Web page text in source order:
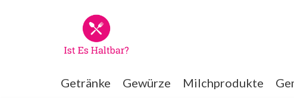
Getränke Gewürze Milchprodukte